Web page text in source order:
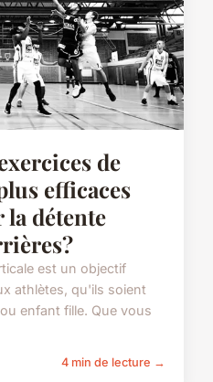
de
efficaces
détente
est un objectif
athlètes, qu'ils soient
enfant fille. Que vous
4 min de lecture →